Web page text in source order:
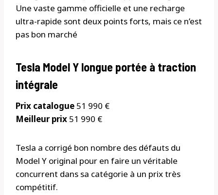
Une vaste gamme officielle et une recharge
ultra-rapide sont deux points forts, mais ce n’est
pas bon marché
Tesla Model Y longue portée à traction
intégrale
Prix ​​catalogue 51 990 €
Meilleur prix 51 990 €
Tesla a corrigé bon nombre des défauts du
Model Y original pour en faire un véritable
concurrent dans sa catégorie à un prix très
compétitif.